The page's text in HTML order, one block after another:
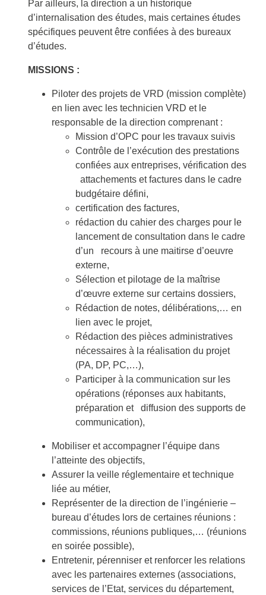
Par ailleurs, la direction a un historique
d’internalisation des études, mais certaines études
spécifiques peuvent être confiées à des bureaux
d’études.
MISSIONS :
Piloter des projets de VRD (mission complète)
en lien avec les technicien VRD et le
responsable de la direction comprenant :
Mission d’OPC pour les travaux suivis
Contrôle de l’exécution des prestations
confiées aux entreprises, vérification des
attachements et factures dans le cadre
budgétaire défini,
certification des factures,
rédaction du cahier des charges pour le
lancement de consultation dans le cadre
d’un recours à une maitirse d’oeuvre
externe,
Sélection et pilotage de la maîtrise
d’œuvre externe sur certains dossiers,
Rédaction de notes, délibérations,… en
lien avec le projet,
Rédaction des pièces administratives
nécessaires à la réalisation du projet
(PA, DP, PC,…),
Participer à la communication sur les
opérations (réponses aux habitants,
préparation et diffusion des supports de
communication),
Mobiliser et accompagner l’équipe dans
l’atteinte des objectifs,
Assurer la veille réglementaire et technique
liée au métier,
Représenter de la direction de l’ingénierie –
bureau d’études lors de certaines réunions :
commissions, réunions publiques,… (réunions
en soirée possible),
Entretenir, pérenniser et renforcer les relations
avec les partenaires externes (associations,
services de l’Etat, services du département,